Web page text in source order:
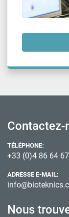
Contactez-
TÉLÉPHONE:
+33 (0)4 86 64
ADRESSE E-MAIL:
Nous